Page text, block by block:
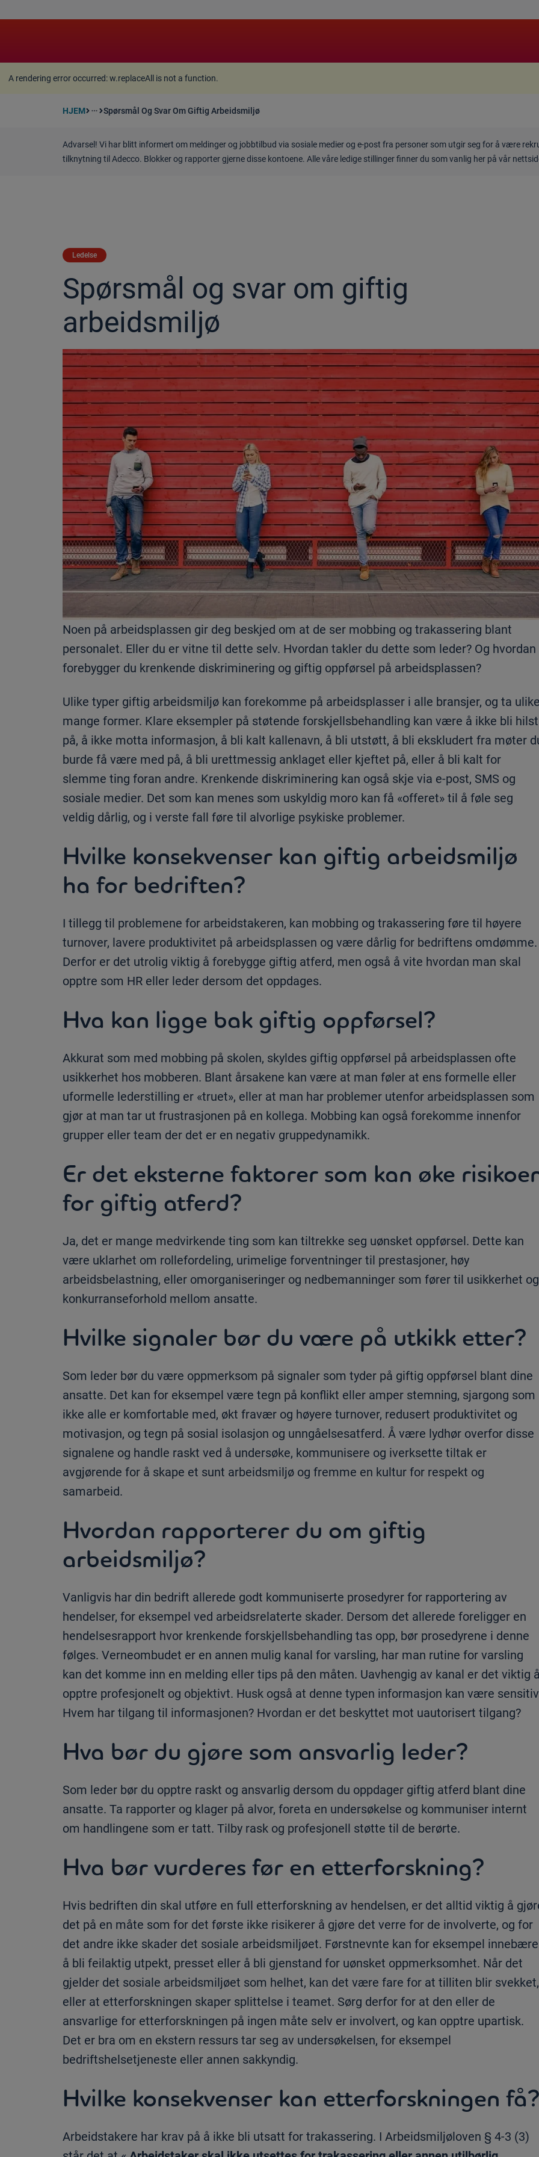
A rendering error occurred:w.replaceAll is not a function.
A rendering error occurred:w.replaceAll is not a function.
HJEM more_horiz Spørsmål Og Svar Om Giftig Arbeidsmiljø
Advarsel! Vi har blitt informert om meldinger og jobbtilbud via sosiale medier og e-post fra personer som utgir seg for å være
tilknytning til Adecco. Blokker og rapporter gjerne disse kontoene. Alle våre ledige stillinger finner du som vanlig her på vår
Ledelse
Spørsmål og svar om giftig
arbeidsmiljø
Noen på arbeidsplassen gir deg beskjed om at de ser mobbing og trakassering blant
personalet. Eller du er vitne til dette selv. Hvordan takler du dette som leder? Og hvordan
forebygger du krenkende diskriminering og giftig oppførsel på arbeidsplassen?
Ulike typer giftig arbeidsmiljø kan forekomme på arbeidsplasser i alle bransjer, og ta
mange former. Klare eksempler på støtende forskjellsbehandling kan være å ikke bli hilst
på, å ikke motta informasjon, å bli kalt kallenavn, å bli utstøtt, å bli ekskludert fra møter
burde få være med på, å bli urettmessig anklaget eller kjeftet på, eller å bli kalt for
slemme ting foran andre. Krenkende diskriminering kan også skje via e-post, SMS og
sosiale medier. Det som kan menes som uskyldig moro kan få «offeret» til å føle seg
veldig dårlig, og i verste fall føre til alvorlige psykiske problemer.
Hvilke konsekvenser kan giftig arbeidsmiljø
ha for bedriften?
I tillegg til problemene for arbeidstakeren, kan mobbing og trakassering føre til høyere
turnover, lavere produktivitet på arbeidsplassen og være dårlig for bedriftens omdømme.
Derfor er det utrolig viktig å forebygge giftig atferd, men også å vite hvordan man skal
opptre som HR eller leder dersom det oppdages.
Hva kan ligge bak giftig oppførsel?
Akkurat som med mobbing på skolen, skyldes giftig oppførsel på arbeidsplassen ofte
usikkerhet hos mobberen. Blant årsakene kan være at man føler at ens formelle eller
uformelle lederstilling er «truet», eller at man har problemer utenfor arbeidsplassen som
gjør at man tar ut frustrasjonen på en kollega. Mobbing kan også forekomme innenfor
grupper eller team der det er en negativ gruppedynamikk.
Er det eksterne faktorer som kan øke
for giftig atferd?
Ja, det er mange medvirkende ting som kan tiltrekke seg uønsket oppførsel. Dette kan
være uklarhet om rollefordeling, urimelige forventninger til prestasjoner, høy
arbeidsbelastning, eller omorganiseringer og nedbemanninger som fører til usikkerhet og
konkurranseforhold mellom ansatte.
Hvilke signaler bør du være på utkikk etter?
Som leder bør du være oppmerksom på signaler som tyder på giftig oppførsel blant dine
ansatte. Det kan for eksempel være tegn på konflikt eller amper stemning, sjargong som
ikke alle er komfortable med, økt fravær og høyere turnover, redusert produktivitet og
motivasjon, og tegn på sosial isolasjon og unngåelsesatferd. Å være lydhør overfor disse
signalene og handle raskt ved å undersøke, kommunisere og iverksette tiltak er
avgjørende for å skape et sunt arbeidsmiljø og fremme en kultur for respekt og
samarbeid.
Hvordan rapporterer du om giftig
arbeidsmiljø?
Vanligvis har din bedrift allerede godt kommuniserte prosedyrer for rapportering av
hendelser, for eksempel ved arbeidsrelaterte skader. Dersom det allerede foreligger en
hendelsesrapport hvor krenkende forskjellsbehandling tas opp, bør prosedyrene i denne
følges. Verneombudet er en annen mulig kanal for varsling, har man rutine for varsling
kan det komme inn en melding eller tips på den måten. Uavhengig av kanal er det viktig
opptre profesjonelt og objektivt. Husk også at denne typen informasjon kan være
Hvem har tilgang til informasjonen? Hvordan er det beskyttet mot uautorisert tilgang?
Hva bør du gjøre som ansvarlig leder?
Som leder bør du opptre raskt og ansvarlig dersom du oppdager giftig atferd blant dine
ansatte. Ta rapporter og klager på alvor, foreta en undersøkelse og kommuniser internt
om handlingene som er tatt. Tilby rask og profesjonell støtte til de berørte.
Hva bør vurderes før en etterforskning?
Hvis bedriften din skal utføre en full etterforskning av hendelsen, er det alltid viktig å
det på en måte som for det første ikke risikerer å gjøre det verre for de involverte, og for
det andre ikke skader det sosiale arbeidsmiljøet. Førstnevnte kan for eksempel innebære
å bli feilaktig utpekt, presset eller å bli gjenstand for uønsket oppmerksomhet. Når det
gjelder det sosiale arbeidsmiljøet som helhet, kan det være fare for at tilliten blir svekket,
eller at etterforskningen skaper splittelse i teamet. Sørg derfor for at den eller de
ansvarlige for etterforskningen på ingen måte selv er involvert, og kan opptre upartisk.
Det er bra om en ekstern ressurs tar seg av undersøkelsen, for eksempel
bedriftshelsetjeneste eller annen sakkyndig.
Hvilke konsekvenser kan etterforskningen få?
Arbeidstakere har krav på å ikke bli utsatt for trakassering. I Arbeidsmiljøloven § 4-3 (3)